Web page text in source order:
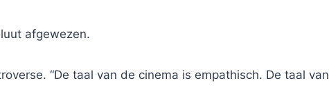
afgewezen.
“De taal van de cinema is empathisch. De taal van